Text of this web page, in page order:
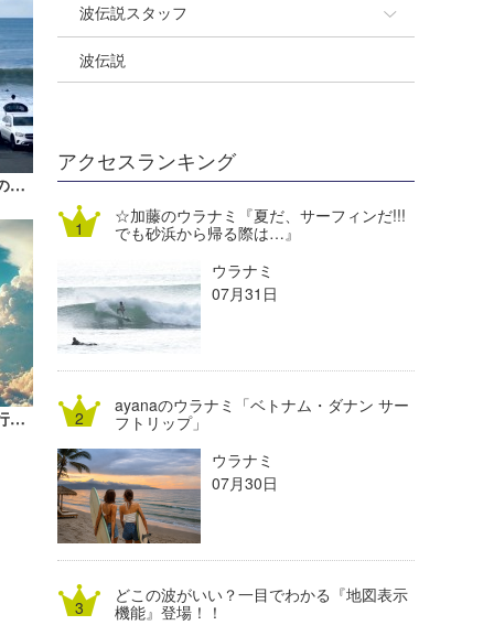
サーフィンバブルはあったのか？最新のレジャー白書で実情を見てみた｜MINのウラナミVol.355
米山予報士のウラナミ『フィリピン旅行①』
Yasunari Inoue
Yoshiyuki Obata
DELTA FORCE SURF
熊谷素子
Colors MAGAZINE
WAVAL
福島寿実子
中浦“JET”章
進士剛光
植村未来
NOBUFUKU
大野”MAR”修聖
喜納海人
波伝説スタッフ
☆加藤
Aichan
ECE
G◎Da
H
KID
KOBU
KY
MIN
mitz
OYZ
波伝説
アクセスランキング
☆加藤のウラナミ『夏だ、サーフィンだ!!!
でも砂浜から帰る際は…』
ウラナミ
07月31日
ayanaのウラナミ「ベトナム・ダナン サー
フトリップ」
ウラナミ
07月30日
どこの波がいい？一目でわかる『地図表示
機能』登場！！